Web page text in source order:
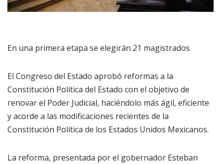
En una primera etapa se elegirán 21 magistrados
El Congreso del Estado aprobó reformas a la
Constitución Política del Estado con el objetivo de
renovar el Poder Judicial, haciéndolo más ágil, eficiente
y acorde a las modificaciones recientes de la
Constitución Política de los Estados Unidos Mexicanos.
La reforma, presentada por el gobernador Esteban